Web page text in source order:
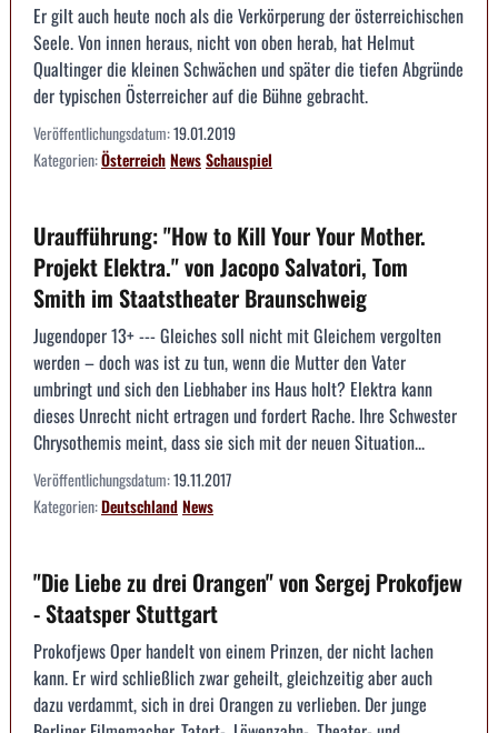
Er gilt auch heute noch als die Verkörperung der österreichischen
Seele. Von innen heraus, nicht von oben herab, hat Helmut
Qualtinger die kleinen Schwächen und später die tiefen Abgründe
der typischen Österreicher auf die Bühne gebracht.
Veröffentlichungsdatum:19.01.2019
Kategorien:ÖsterreichNewsSchauspiel
Uraufführung: "How to Kill Your Your Mother.
Projekt Elektra." von Jacopo Salvatori, Tom
Smith im Staatstheater Braunschweig
Jugendoper 13+ --- Gleiches soll nicht mit Gleichem vergolten
werden – doch was ist zu tun, wenn die Mutter den Vater
umbringt und sich den Liebhaber ins Haus holt? Elektra kann
dieses Unrecht nicht ertragen und fordert Rache. Ihre Schwester
Chrysothemis meint, dass sie sich mit der neuen Situation...
Veröffentlichungsdatum:19.11.2017
Kategorien:DeutschlandNews
"Die Liebe zu drei Orangen" von Sergej Prokofjew
- Staatsper Stuttgart
Prokofjews Oper handelt von einem Prinzen, der nicht lachen
kann. Er wird schließlich zwar geheilt, gleichzeitig aber auch
dazu verdammt, sich in drei Orangen zu verlieben. Der junge